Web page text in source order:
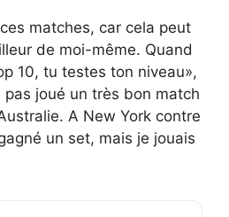
matches, car cela peut
de moi-même. Quand
10, tu testes ton niveau»,
joué un très bon match
A New York contre
un set, mais je jouais